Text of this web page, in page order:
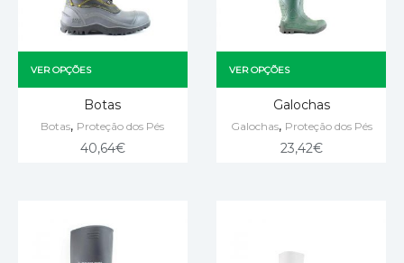
VER OPÇÕES
Botas
Botas, Proteção dos Pés
40,64€
VER OPÇÕES
Galochas
Galochas, Proteção dos Pés
23,42€